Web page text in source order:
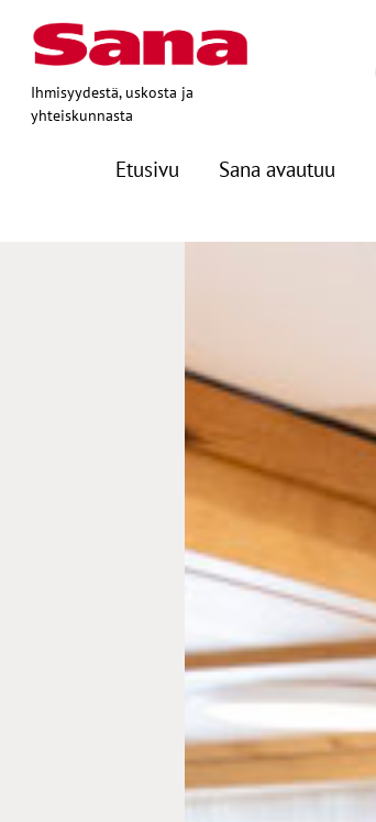
Ihmisyydestä, uskosta ja
yhteiskunnasta
Etusivu Sana avautuu